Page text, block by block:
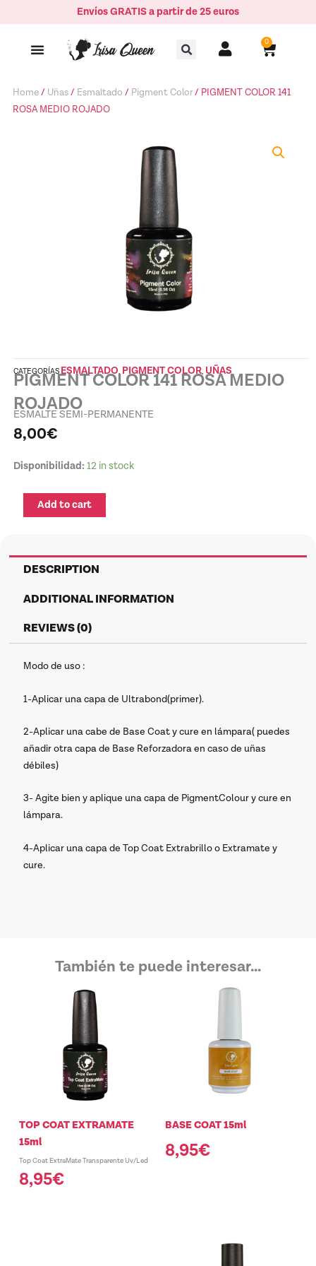
al
Envíos GRATIS a partir de 25 euros
Buscar 0
Carrito
Home/ Uñas/ Esmaltado / Pigment Color/ PIGMENT COLOR 141
ROSA MEDIO ROJADO
CATEGORÍASESMALTADO, PIGMENT COLOR, UÑAS
PIGMENT COLOR 141 ROSA MEDIO
ROJADO
ESMALTE SEMI-PERMANENTE
8,00€
Disponibilidad: 12 in stock
PIGMENT
ROSA
quantity
Add to cart
DESCRIPTION
ADDITIONAL INFORMATION
REVIEWS (0)
Modo de uso :
1-Aplicar una capa de Ultrabond(primer).
2-Aplicar una cabe de Base Coat y cure en lámpara( puedes
añadir otra capa de Base Reforzadora en caso de uñas
débiles)
3- Agite bien y aplique una capa de PigmentColour y cure en
lámpara.
4-Aplicar una capa de Top Coat Extrabrillo o Extramate y
cure.
También te puede interesar...
TOP COAT EXTRAMATE
15ml
Top Coat ExtraMate Transparente Uv/Led
8,95€
BASE COAT 15ml
8,95€
ROJADO